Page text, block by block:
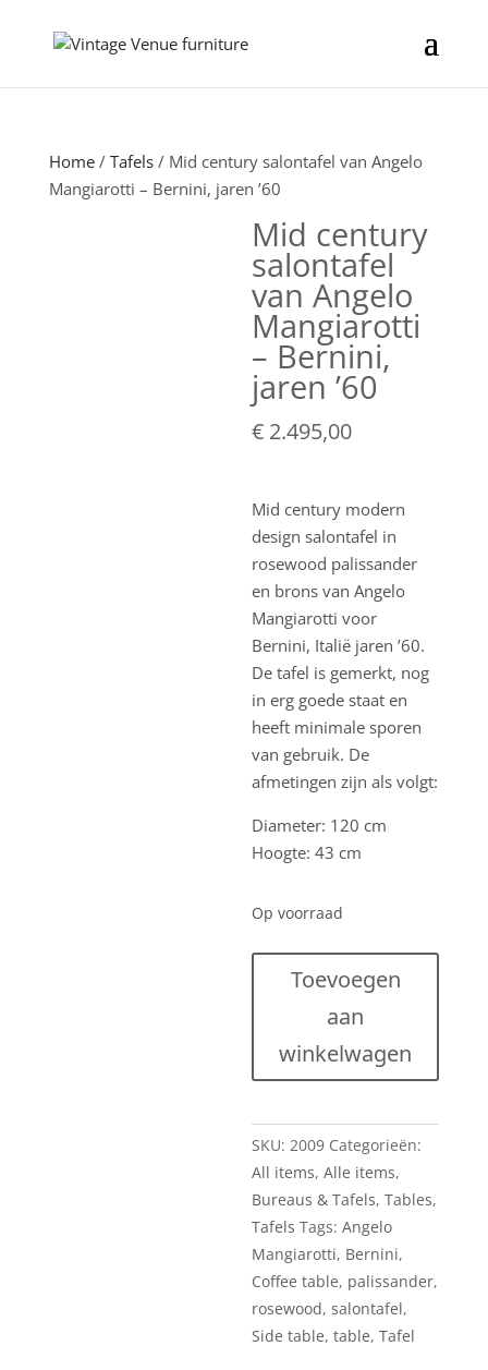
Home/ Tafels/ Mid century salontafel van Angelo
Mangiarotti – Bernini, jaren ’60
Mid century
salontafel
van Angelo
Mangiarotti
– Bernini,
jaren ’60
€ 2.495,00
Mid century modern
design salontafel in
rosewood palissander
en brons van Angelo
Mangiarotti voor
Bernini, Italië jaren ’60.
De tafel is gemerkt, nog
in erg goede staat en
heeft minimale sporen
van gebruik. De
afmetingen zijn als volgt:
Diameter: 120 cm
Hoogte: 43 cm
Op voorraad
century
Angelo
-
Bernini,
jaren
'60
hoeveelheid
Toevoegen
aan
winkelwagen
SKU:2009 Categorieën:
All items,Alle items,
Bureaus & Tafels,Tables,
Tafels Tags:Angelo
Mangiarotti, Bernini,
Coffee table, palissander,
rosewood,salontafel,
Side table,table,Tafel